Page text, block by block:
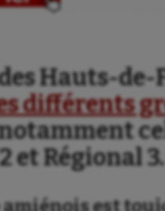
Hauts-de-
différents
et Régional 3.
amiénois est